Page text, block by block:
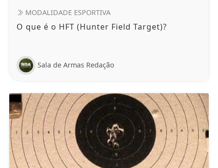
MODALIDADE ESPORTIVA
O que é o HFT (Hunter Field Target)?
Sala de Armas Redação